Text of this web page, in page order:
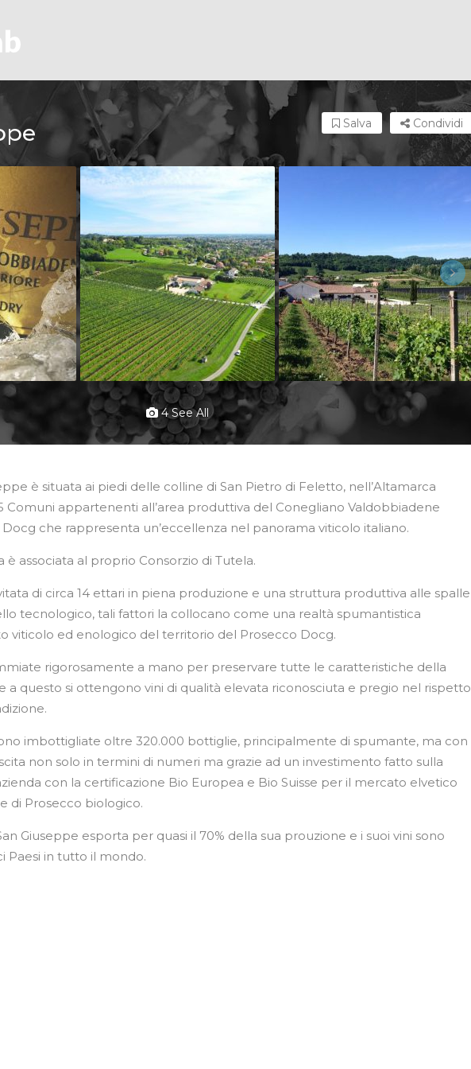
Condividi
Salva
4 See All
è situata ai piedi delle colline di San Pietro di Feletto, nell’Altamarca
Comuni appartenenti all’area produttiva del Conegliano Valdobbiadene
che rappresenta un’eccellenza nel panorama viticolo italiano.
è associata al proprio Consorzio di Tutela.
di circa 14 ettari in piena produzione e una struttura produttiva alle spalle
tecnologico, tali fattori la collocano come una realtà spumantistica
viticolo ed enologico del territorio del Prosecco Docg.
rigorosamente a mano per preservare tutte le caratteristiche della
a questo si ottengono vini di qualità elevata riconosciuta e pregio nel rispetto
imbottigliate oltre 320.000 bottiglie, principalmente di spumante, ma con
non solo in termini di numeri ma grazie ad un investimento fatto sulla
con la certificazione Bio Europea e Bio Suisse per il mercato elvetico
di Prosecco biologico.
Giuseppe esporta per quasi il 70% della sua prouzione e i suoi vini sono
Paesi in tutto il mondo.